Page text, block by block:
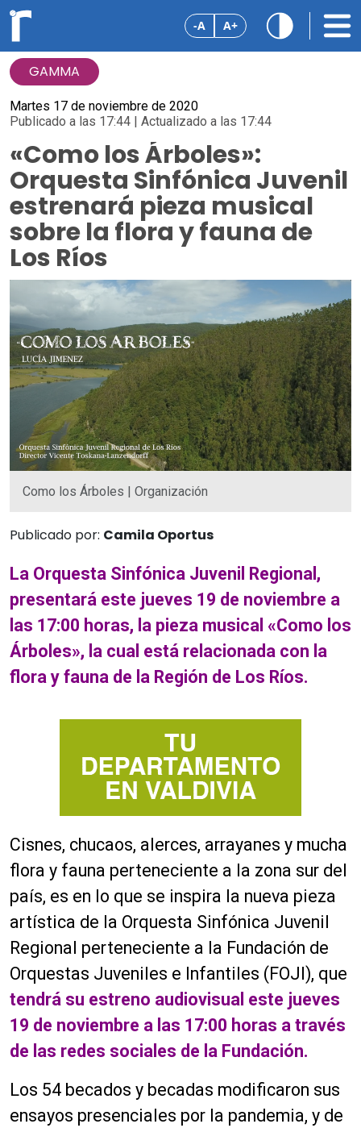
-A A+
GAMMA
Martes 17 de noviembre de 2020
Publicado a las 17:44 | Actualizado a las 17:44
«Como los Árboles»:
Orquesta Sinfónica Juvenil
estrenará pieza musical
sobre la flora y fauna de
Los Ríos
Como los Árboles | Organización
Publicado por: Camila Oportus
La Orquesta Sinfónica Juvenil Regional,
presentará este jueves 19 de noviembre a
las 17:00 horas, la pieza musical «Como los
Árboles», la cual está relacionada con la
flora y fauna de la Región de Los Ríos.
Cisnes, chucaos, alerces, arrayanes y mucha
flora y fauna perteneciente a la zona sur del
país, es en lo que se inspira la nueva pieza
artística de la Orquesta Sinfónica Juvenil
Regional perteneciente a la Fundación de
Orquestas Juveniles e Infantiles (FOJI), que
tendrá su estreno audiovisual este jueves
19 de noviembre a las 17:00 horas a través
de las redes sociales de la Fundación.
Los 54 becados y becadas modificaron sus
ensayos presenciales por la pandemia, y de